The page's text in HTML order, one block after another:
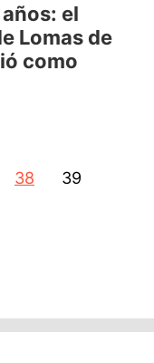
el
Lomas de
como
38 39